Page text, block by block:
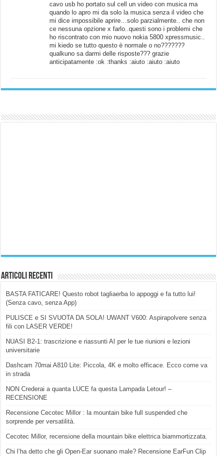
cavo usb ho portato sul cell un video con musica ma
quando lo apro mi da solo la musica senza il video che
mi dice impossibile aprire…solo parzialmente.. che non
ce nessuna opzione x farlo..questi sono i problemi che
ho riscontrato con mio nuovo nokia 5800 xpressmusic..
mi kiedo se tutto questo è normale o no???????
qualkuno sa darmi delle risposte??? grazie
anticipatamente :ok :thanks :aiuto :aiuto :aiuto
Articoli Recenti
BASTA FATICARE! Questo robot tagliaerba lo appoggi e fa tutto lui!
(Senza cavo, senza App)
PULISCE e SI SVUOTA DA SOLA! UWANT V600: Aspirapolvere senza
fili con LASER VERDE!
NUASI B2-1: trascrizione e riassunti AI per le tue riunioni e lezioni
universitarie
Dashcam 70mai A810 Lite: Piccola, 4K e molto efficace. Ecco come va
in strada
NON Crederai a quanta LUCE fa questa Lampada Letour! –
RECENSIONE
Recensione Cecotec Millor : la mountain bike full suspended che
sorprende per versatilità.
Cecotec Millor, recensione della mountain bike elettrica biammortizzata.
Chi l’ha detto che gli Open-Ear suonano male? Recensione EarFun Clip